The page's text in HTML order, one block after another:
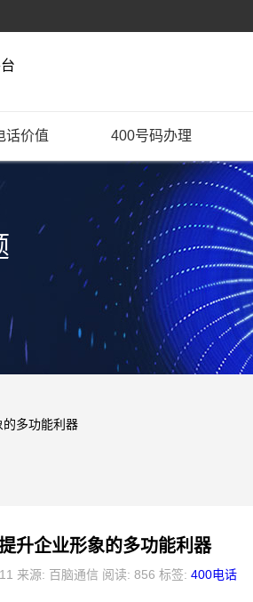
话价值 400号码办理
多功能利器
升企业形象的多功能利器
来源: 百脑通信 阅读: 856 标签: 400电话